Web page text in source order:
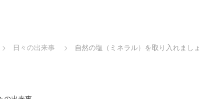
日々の出来事 自然の塩（ミネラル）を取り入れましょ